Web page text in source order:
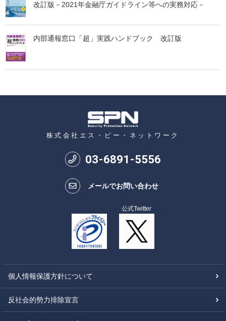
改訂版－2021年金融庁ガイドライン等への実務対応－
内部通報窓口「超」実践ハンドブック 改訂版
株式会社エス・ピー・ネットワーク
03-6891-5556
メールでお問い合わせ
公式Twitter
個人情報保護方針について
反社会的勢力排除宣言